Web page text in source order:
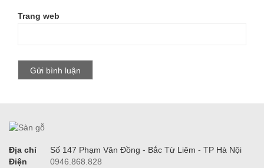
Trang web
Địa chỉ
Số 147 Phạm Văn Đồng - Bắc Từ Liêm - TP Hà Nội
Điện
0946.868.828